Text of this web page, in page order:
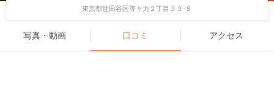
東京都世田谷区等々力２丁目３３-５
写真・動画 口コミ アクセス